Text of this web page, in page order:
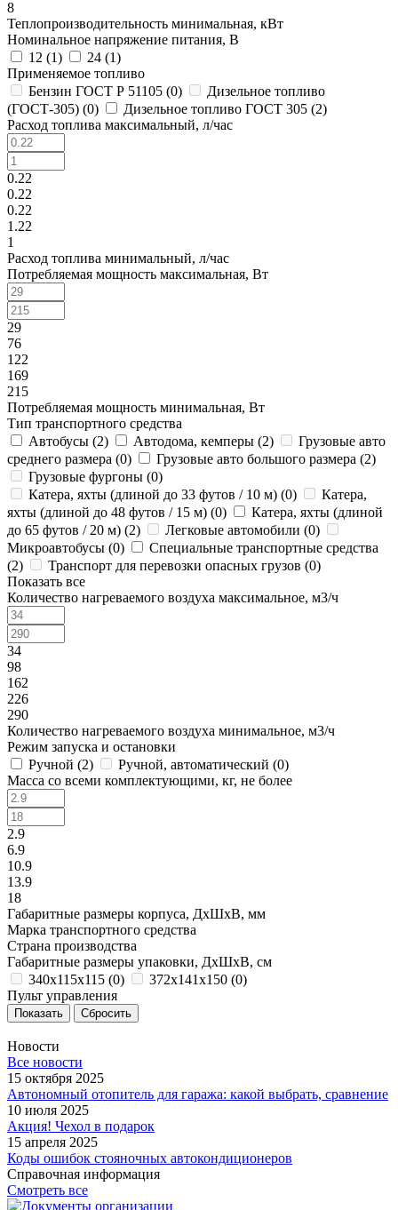
8
Теплопроизводительность минимальная, кВт
Номинальное напряжение питания, В
12 (1) 24 (1)
Применяемое топливо
Бензин ГОСТ Р 51105 (0)
Дизельное топливо
(ГОСТ-305) (0) Дизельное топливо ГОСТ 305 (2)
Расход топлива максимальный, л/час
0.22
0.22
0.22
1.22
1
Расход топлива минимальный, л/час
Потребляемая мощность максимальная, Вт
29
76
122
169
215
Потребляемая мощность минимальная, Вт
Тип транспортного средства
Автобусы (2) Автодома, кемперы (2)
Грузовые авто
среднего размера (0) Грузовые авто большого размера (2)
Грузовые фургоны (0)
Катера, яхты (длиной до 33 футов / 10 м) (0)
Катера,
яхты (длиной до 48 футов / 15 м) (0)
Катера, яхты (длиной
до 65 футов / 20 м) (2) Легковые автомобили (0)
Микроавтобусы (0)
Специальные транспортные средства
(2) Транспорт для перевозки опасных грузов (0)
Показать все
Количество нагреваемого воздуха максимальное, м3/ч
34
98
162
226
290
Количество нагреваемого воздуха минимальное, м3/ч
Режим запуска и остановки
Ручной (2) Ручной, автоматический (0)
Масса со всеми комплектующими, кг, не более
2.9
6.9
10.9
13.9
18
Габаритные размеры корпуса, ДxШxВ, мм
Марка транспортного средства
Страна производства
Габаритные размеры упаковки, ДxШxВ, см
340х115х115 (0) 372х141х150 (0)
Пульт управления
Сбросить
Новости
Все новости
15 октября 2025
Автономный отопитель для гаража: какой выбрать, сравнение
10 июля 2025
Акция! Чехол в подарок
15 апреля 2025
Коды ошибок стояночных автокондиционеров
Справочная информация
Смотреть все